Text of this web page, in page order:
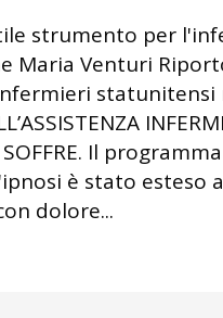
strumento per
Maria Venturi
statunitensi
SOFFRE. Il
è stato esteso
dolore...